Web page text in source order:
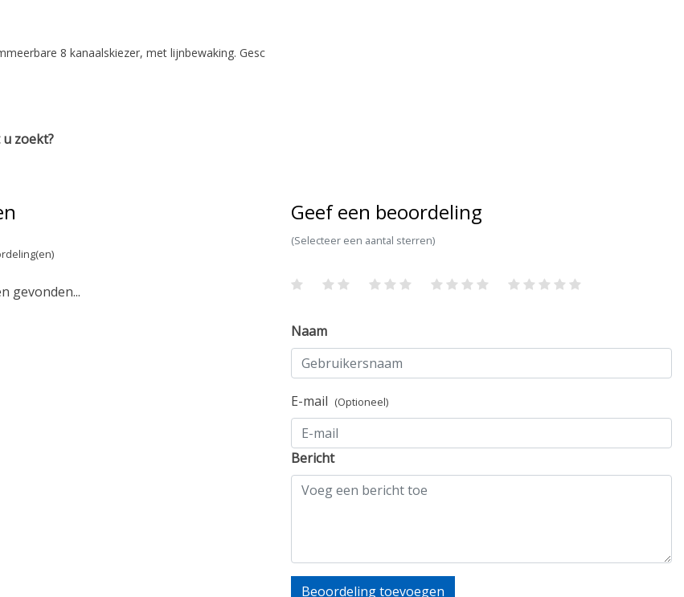
8 kanaalskiezer, met lijnbewaking. Gesc
zoekt?
gevonden...
Geef een beoordeling
(Selecteer een aantal sterren)
Naam
E-mail (Optioneel)
Bericht
Beoordeling toevoegen